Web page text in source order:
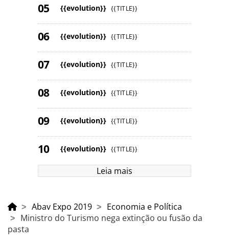
{{evolution}} {{TITLE}}
{{evolution}} {{TITLE}}
{{evolution}} {{TITLE}}
{{evolution}} {{TITLE}}
{{evolution}} {{TITLE}}
{{evolution}} {{TITLE}}
Leia mais
Abav Expo 2019
Economia e Política
Ministro do Turismo nega extinção ou fusão da
pasta